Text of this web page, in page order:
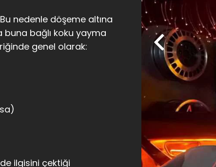
nedenle döşeme altına
buna bağlı koku yayma
genel olarak:
ilgisini çektiği